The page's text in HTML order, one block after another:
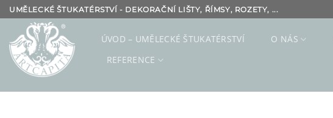
Přeskočit
na
obsah
UMĚLECKÉ ŠTUKATÉRSTVÍ - DEKORAČNÍ LIŠTY, ŘÍMSY, ROZETY, ...
ÚVOD – UMĚLECKÉ ŠTUKATÉRSTVÍ O NÁS
REFERENCE